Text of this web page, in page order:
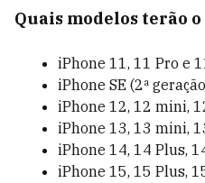
Quais modelos terão o
iPhone 11, 11 Pro e
iPhone SE (2ª
iPhone 12, 12 mini,
iPhone 13, 13 mini,
iPhone 14, 14 Plus,
iPhone 15, 15 Plus,